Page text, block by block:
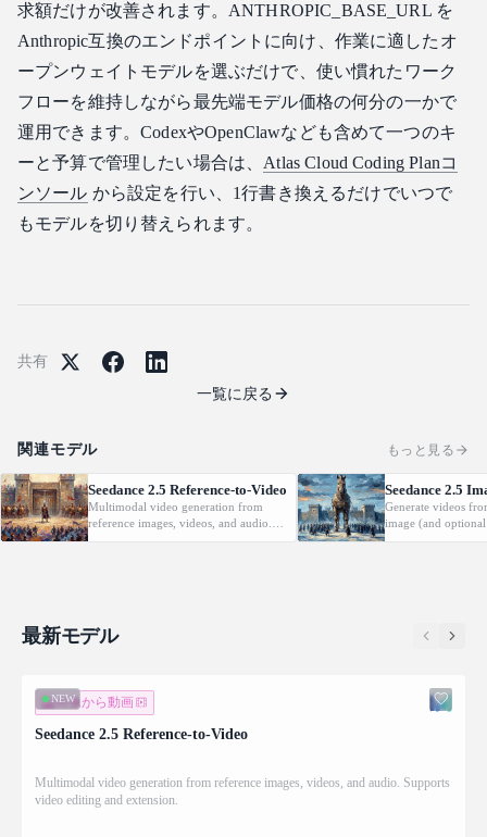
求額だけが改善されます。ANTHROPIC_BASE_URL を
Anthropic互換のエンドポイントに向け、作業に適したオ
ープンウェイトモデルを選ぶだけで、使い慣れたワーク
フローを維持しながら最先端モデル価格の何分の一かで
運用できます。CodexやOpenClawなども含めて一つのキ
ーと予算で管理したい場合は、 Atlas Cloud Coding Planコ
ンソール から設定を行い、1行書き換えるだけでいつで
もモデルを切り替えられます。
共有
一覧に戻る
関連モデル もっと見る
Seedance 2.5 Reference-to-Video
Multimodal video generation from
reference images, videos, and audio.
Supports video editing and extension.
Seedance 2.5
Generate videos
image (and
with native audio.
最新モデル
NEW
画像から動画
Seedance 2.5 Reference-to-Video
Multimodal video generation from reference images, videos, and audio. Supports
video editing and extension.